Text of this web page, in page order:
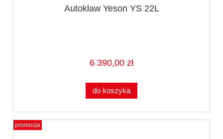
Autoklaw Yeson YS 22L
6 390,00 zł
do koszyka
promocja